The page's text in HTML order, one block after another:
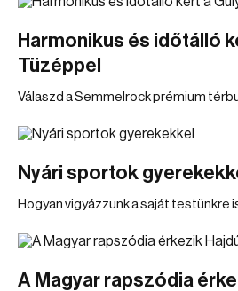
Harmonikus és időtálló
Tüzéppel
Válaszd a Semmelrock prémium
Nyári sportok
Hogyan vigyázzunk a saját testünkre
A Magyar rapszódia